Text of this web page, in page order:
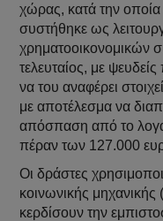
χώρας, κατά την
συστήθηκε ως
τελευταίος, με
να του αναφέρει
με αποτέλεσμα να
απόσπαση από το
πέραν των 127.000
Οι δράστες
κοινωνικής
κερδίσουν την